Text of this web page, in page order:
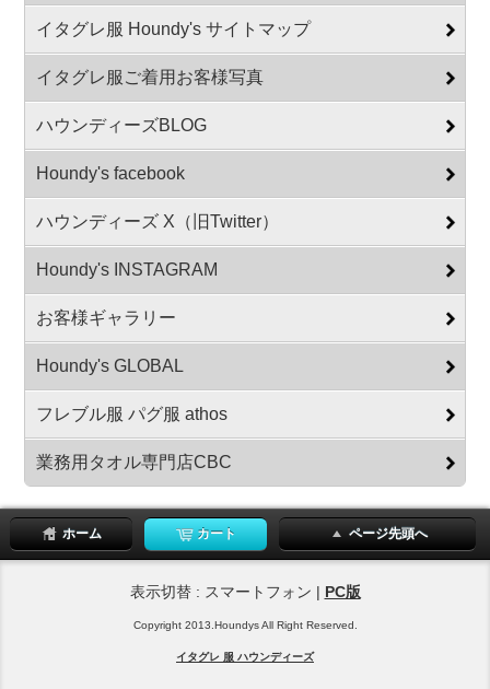
イタグレ服 Houndy's サイトマップ
イタグレ服ご着用お客様写真
ハウンディーズBLOG
Houndy's facebook
ハウンディーズ X（旧Twitter）
Houndy's INSTAGRAM
お客様ギャラリー
Houndy's GLOBAL
フレブル服 パグ服 athos
業務用タオル専門店CBC
ホーム カート ページ先頭へ
表示切替 : スマートフォン | PC版
Copyright 2013.Houndys All Right Reserved.
イタグレ 服 ハウンディーズ